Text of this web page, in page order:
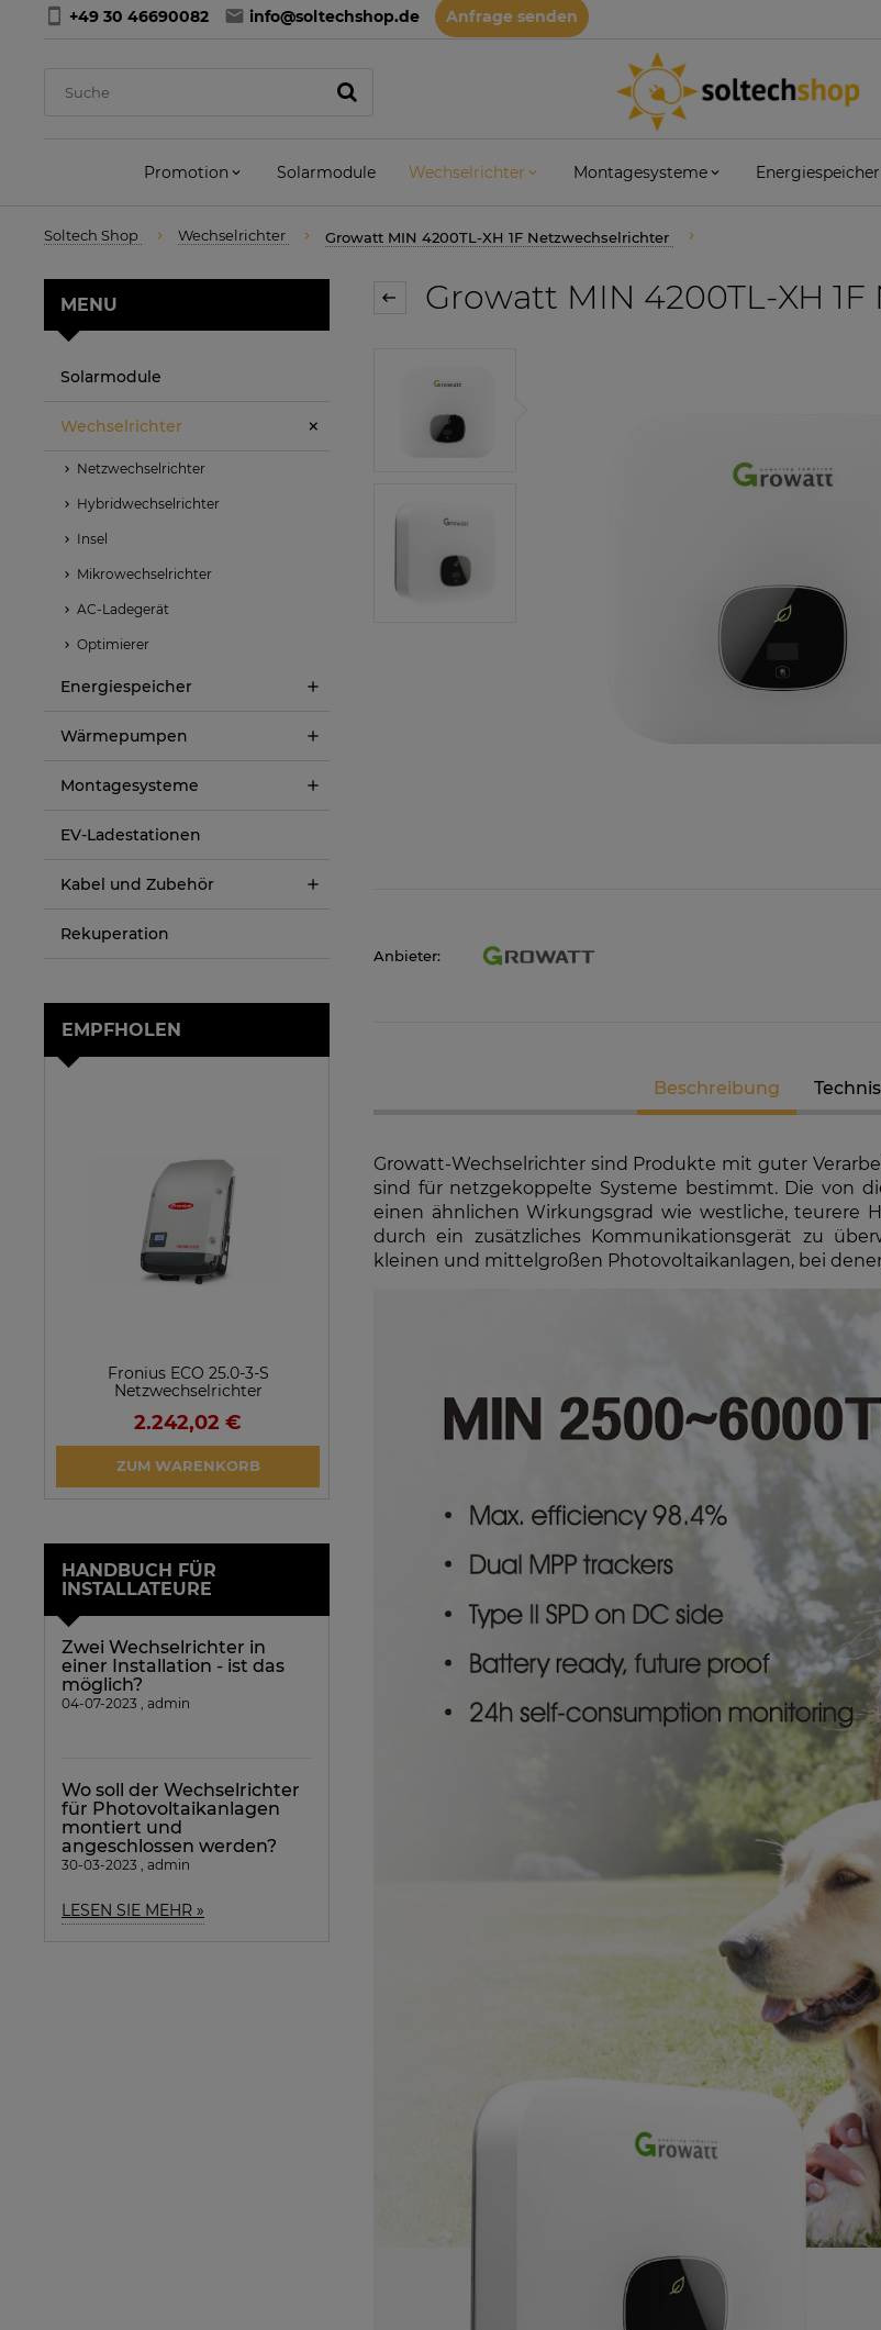
+49 30 46690082 info@soltechshop.de Anfrage senden
Promotion Solarmodule Wechselrichter Montagesysteme Energiespeicher
Soltech Shop Wechselrichter Growatt MIN 4200TL-XH 1F Netzwechselrichter
MENU
Solarmodule
Wechselrichter
Netzwechselrichter
Hybridwechselrichter
Insel
Mikrowechselrichter
AC-Ladegerät
Optimierer
Energiespeicher
Wärmepumpen
Montagesysteme
EV-Ladestationen
Kabel und Zubehör
Rekuperation
EMPFHOLEN
Fronius ECO 25.0-3-S
Netzwechselrichter
2.242,02 €
ZUM WARENKORB
923,17 € 86,88 €
HANDBUCH FÜR
INSTALLATEURE
Zwei Wechselrichter in
einer Installation - ist das
möglich?
04-07-2023 , admin
Wo soll der Wechselrichter
für Photovoltaikanlagen
montiert und
angeschlossen werden?
30-03-2023 , admin
LESEN SIE MEHR »
Growatt MIN 4200TL-XH
Anbieter:
Beschreibung
Growatt-Wechselrichter sind Produkte mit guter
sind für netzgekoppelte Systeme bestimmt. Die von
einen ähnlichen Wirkungsgrad wie westliche, teurere
durch ein zusätzliches Kommunikationsgerät zu
kleinen und mittelgroßen Photovoltaikanlagen, bei